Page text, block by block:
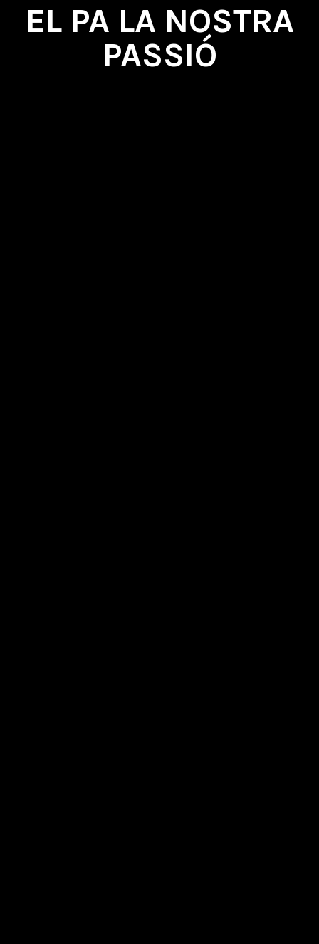
EL PA LA NOSTRA
PASSIÓ